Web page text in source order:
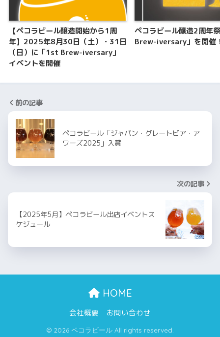
【ペコラビール醸造開始から1周
年】2025年8月30日（土）・31日
（日）に「1st Brew-iversary」
イベントを開催
ペコラビール醸造2周年
Brew-iversary」を開催
前の記事
ペコラビール「ジャパン・グレートビア・ア
ワーズ2025」入賞
次の記事
【2025年5月】ペコラビール出店イベントス
ケジュール
HOME
会社概要 お問い合わせ
© 2026 ペコラビール All rights reserved.